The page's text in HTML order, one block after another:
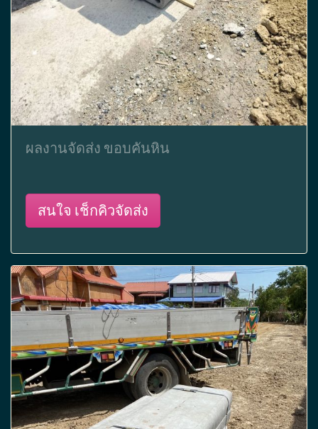
ผลงานจัดส่ง ขอบคันหิน
สนใจ เช็กคิวจัดส่ง